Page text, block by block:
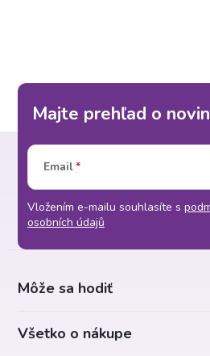
Majte prehľad o
Email
Vložením e-mailu souhlasíte s
osobních údajů
Môže sa hodiť
Všetko o nákupe